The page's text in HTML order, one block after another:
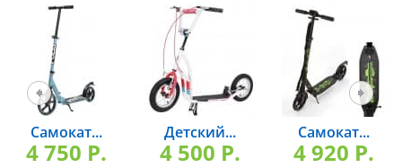
Самокат...
4 750 P.
Детский...
4 500 P.
Самокат...
4 920 P.